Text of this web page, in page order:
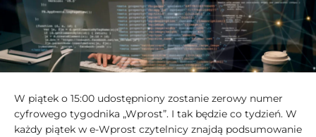
W piątek o 15:00 udostępniony zostanie zerowy numer
cyfrowego tygodnika „Wprost”. I tak będzie co tydzień. W
każdy piątek w e-Wprost czytelnicy znajdą podsumowanie